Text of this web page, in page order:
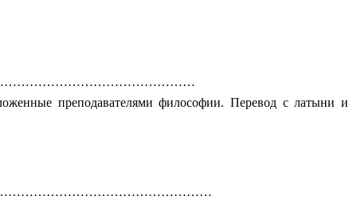
преподавателями философии. Перевод с латыни и